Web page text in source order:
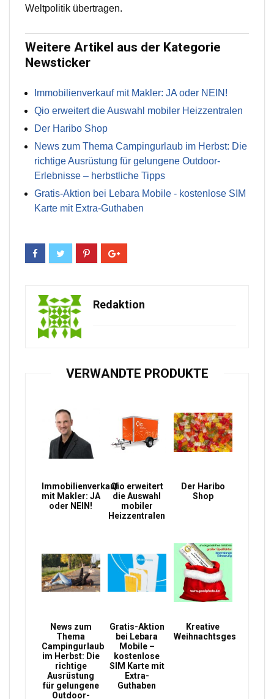
Weltpolitik übertragen.
Weitere Artikel aus der Kategorie
Newsticker
Immobilienverkauf mit Makler: JA oder NEIN!
Qio erweitert die Auswahl mobiler Heizzentralen
Der Haribo Shop
News zum Thema Campingurlaub im Herbst: Die
richtige Ausrüstung für gelungene Outdoor-
Erlebnisse – herbstliche Tipps
Gratis-Aktion bei Lebara Mobile - kostenlose SIM
Karte mit Extra-Guthaben
Redaktion
VERWANDTE PRODUKTE
Immobilienverkauf
mit Makler: JA
oder NEIN!
Qio erweitert
die Auswahl
mobiler
Heizzentralen
Der Haribo
Shop
News zum
Thema
Campingurlaub
im Herbst: Die
richtige
Ausrüstung
für gelungene
Outdoor-
Gratis-Aktion
bei Lebara
Mobile –
kostenlose
SIM Karte mit
Extra-
Guthaben
Kreative
Weihnachtsgeschenke